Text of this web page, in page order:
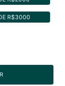
R$3000